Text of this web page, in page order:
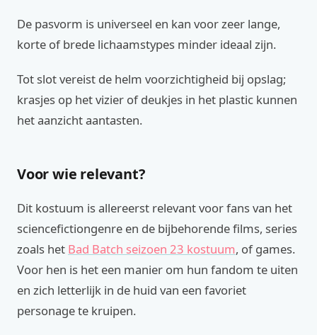
De pasvorm is universeel en kan voor zeer lange,
korte of brede lichaamstypes minder ideaal zijn.
Tot slot vereist de helm voorzichtigheid bij opslag;
krasjes op het vizier of deukjes in het plastic kunnen
het aanzicht aantasten.
Voor wie relevant?
Dit kostuum is allereerst relevant voor fans van het
sciencefictiongenre en de bijbehorende films, series
zoals het Bad Batch seizoen 23 kostuum, of games.
Voor hen is het een manier om hun fandom te uiten
en zich letterlijk in de huid van een favoriet
personage te kruipen.